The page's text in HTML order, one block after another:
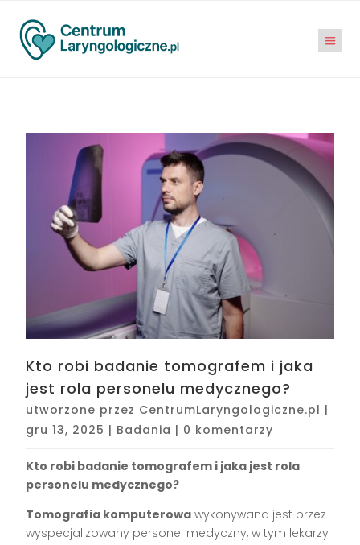
Kto robi badanie tomografem i jaka
jest rola personelu medycznego?
utworzone przez CentrumLaryngologiczne.pl |
gru 13, 2025 | Badania | 0 komentarzy
Kto robi badanie tomografem i jaka jest rola
personelu medycznego?
Tomografia komputerowa wykonywana jest przez
wyspecjalizowany personel medyczny, w tym lekarzy